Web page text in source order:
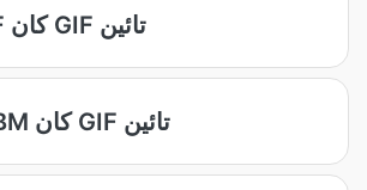
TIFF کان GIF تائين
WEBM کان GIF تائين